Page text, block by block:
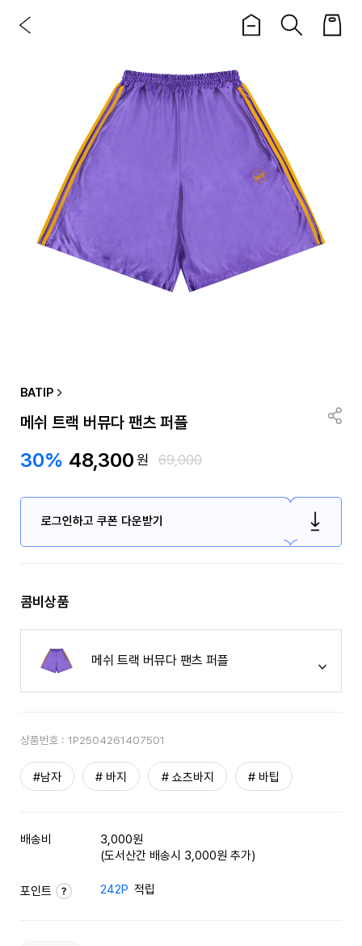
BATIP
메쉬 트랙 버뮤다 팬츠 퍼플
30% 48,300원 69,000
로그인하고 쿠폰 다운받기
콤비상품
메쉬 트랙 버뮤다 팬츠 퍼플
상품번호 : 1P2504261407501
#남자 # 바지 # 쇼츠바지 # 바팁
배송비
3,000원
(도서산간 배송시 3,000원 추가)
포인트 242P 적립